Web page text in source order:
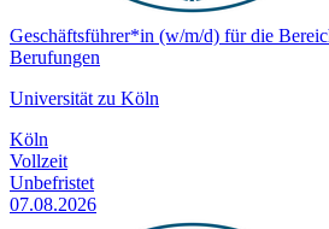
Geschäftsführer*in (w/m/d) für die
Berufungen
Universität zu Köln
Köln
Vollzeit
Unbefristet
07.08.2026